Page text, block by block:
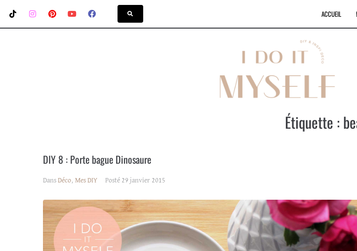
ACCUEIL
Étiquette :
DIY 8 : Porte bague Dinosaure
Dans Déco, Mes DIY Posté 29 janvier 2015